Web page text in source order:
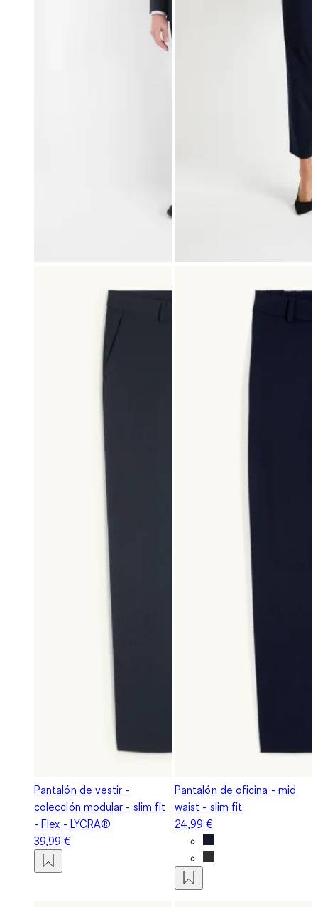
Pantalón de vestir -
colección modular - slim fit
- Flex - LYCRA®
39,99 €
Pantalón de oficina - mid
waist - slim fit
24,99 €